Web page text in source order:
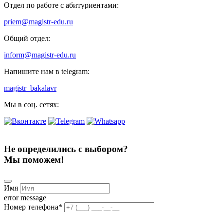
Отдел по работе с абитуриентами:
priem@magistr-edu.ru
Общий отдел:
inform@magistr-edu.ru
Напишите нам в telegram:
magistr_bakalavr
Мы в соц. сетях:
Не определились с выбором?
Мы поможем!
Имя
error message
Номер телефона*